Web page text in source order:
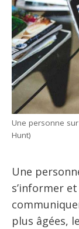
Une personne
Hunt)
Une
s’informer
plus âgées,